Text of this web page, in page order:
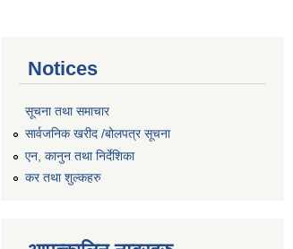
Notices
सूचना तथा समाचार
सार्वजनिक खरीद /बोलपत्र सूचना
एन, कानुन तथा निर्देशिका
कर तथा शुल्कहरु